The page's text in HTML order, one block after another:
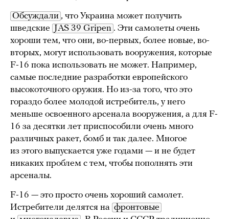
Обсуждали , что Украина может получить
шведские JAS 39 Gripen . Эти самолеты очень
хороши тем, что они, во-первых, более новые, во-
вторых, могут использовать вооружения, которые
F-16 пока использовать не может. Например,
самые последние разработки европейского
высокоточного оружия. Но из-за того, что это
гораздо более молодой истребитель, у него
меньше освоенного арсенала вооружения, а для F-
16 за десятки лет приспособили очень много
различных ракет, бомб и так далее. Многое
из этого выпускается уже годами — и не будет
никаких проблем с тем, чтобы пополнять эти
арсеналы.
F-16 — это просто очень хороший самолет.
Истребители делятся на фронтовые